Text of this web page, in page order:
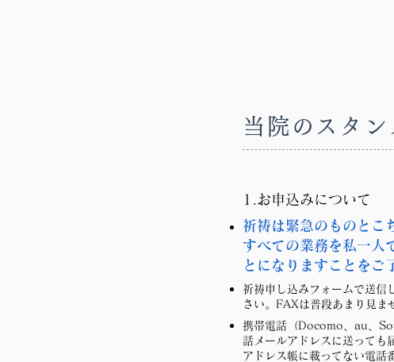
当院のスタン
1.お申込みについて
祈祷は緊急のものとこ
すべての業務を私一人
とになりますことをご
祈祷申し込みフォームで送信
さい。FAXは普段あまり見ま
携帯電話（Docomo、au、
話メールアドレスに送っても
アドレス帳に載ってない電話